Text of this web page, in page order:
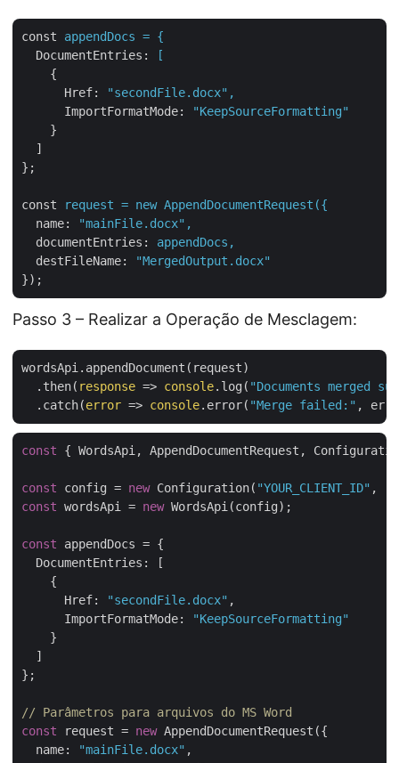
const
appendDocs = {
DocumentEntries :
[
{
Href:
"secondFile.docx",
ImportFormatMode:
"KeepSourceFormatting"
}
]
};
const
request = new AppendDocumentRequest({
name:
"mainFile.docx",
documentEntries : appendDocs,
destFileName:
"MergedOutput.docx"
});
Passo 3 – Realizar a Operação de Mesclagem:
wordsApi.appendDocument(request)
  .then(
response => console.log( "Documents merged
  .catch(
error => console.error( "Merge failed:"
const { WordsApi, AppendDocumentRequest,
const config = new Configuration( "YOUR_CLIENT_ID" ,
const wordsApi = new WordsApi(config);
const appendDocs = {
DocumentEntries : [
    {
Href: "secondFile.docx" ,
ImportFormatMode:
"KeepSourceFormatting"
    }
  ]
};
// Parâmetros para arquivos do MS Word
const request = new AppendDocumentRequest({
name: "mainFile.docx" ,